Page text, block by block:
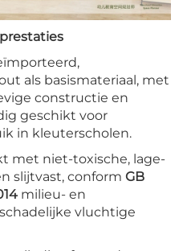
als basismateriaal, met
constructie en
geschikt voor
in kleuterscholen.
met niet-toxische, lage-
slijtvast, conform GB
milieu- en
vluchtige